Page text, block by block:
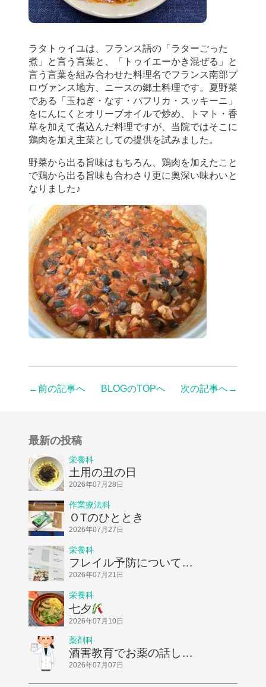
最新の投稿
栄養科
土用の丑の日
2026年07月28日
作業療法科
ＯTのひととき
2026年07月27日
栄養科
フレイル予防についてお
話ししました！
2026年07月21日
栄養科
七夕
2026年07月10日
薬剤科
酒害教育でお薬の話しを
してきました
2026年07月07日
ラタトゥイユは、フランス語の「ラターごった
煮」と言う言葉と、「トゥイエーかき混ぜる」と
言う言葉を組み合わせた料理名でフランス南部プ
ロヴァンス地方、ニースの郷土料理です。夏野菜
である「玉ねぎ・なす・パフリカ・スッキーニ」
をにんにくとオリーブオイルで炒め、トマト・香
草を加えて煮込んだ料理ですが、当院ではそこに
鶏肉を加え主菜としての提供を試みました。
野菜から出る旨味はもちろん、鶏肉を加えたこと
で鶏から出る旨味も合わさり更に奥深い味わいと
なりました♪
←前の記事へ BLOGのTOPへ 次の記事へ→